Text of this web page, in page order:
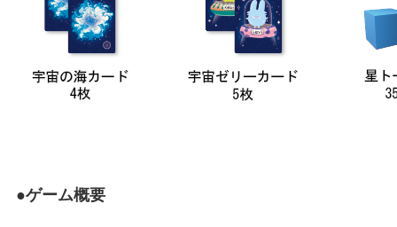
●ゲーム概要